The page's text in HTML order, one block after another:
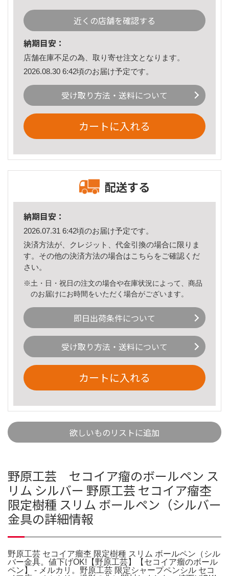
近くの店舗を確認する
納期目安：
店舗在庫不足の為、取り寄せ注文となります。
2026.08.30 6:42頃のお届け予定です。
受け取り方法・送料について
カートに入れる
配送する
納期目安：
2026.07.31 6:42頃のお届け予定です。
決済方法が、クレジット、代金引換の場合に限りま
す。その他の決済方法の場合はこちら をご確認くだ
さい。
※土・日・祝日の注文の場合や在庫状況によって、商品
のお届けにお時間をいただく場合がございます。
即日出荷条件について
受け取り方法・送料について
カートに入れる
欲しいものリストに追加
野原工芸 セコイア瘤のボールペン ス
リム シルバー 野原工芸 セコイア瘤杢
限定樹種 スリム ボールペン（シルバー
金具の詳細情報
野原工芸 セコイア瘤杢 限定樹種 スリム ボールペン（シル
バー金具。値下げOK!【野原工芸】【セコイア瘤のボール
ペン】 - メルカリ。野原工芸 限定シャープペンシル セコ